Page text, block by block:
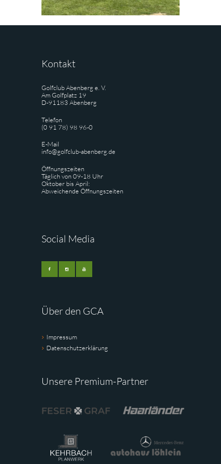
Kontakt
Golfclub Abenberg e. V.
Am Golfplatz 19
D-91183 Abenberg
Telefon
(0 91 78) 98 96-0
E-Mail
info@golfclub-abenberg.de
Öffnungszeiten
Täglich von 09-18 Uhr
Oktober bis April:
Abweichende Öffnungszeiten
Social Media
Über den GCA
Impressum
Datenschutzerklärung
Unsere Premium-Partner